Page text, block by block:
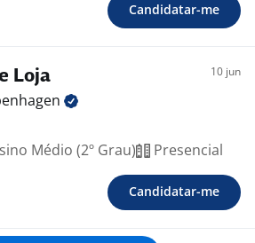
Candidatar-me
Loja 10 jun
Médio (2º Grau) Presencial
Candidatar-me